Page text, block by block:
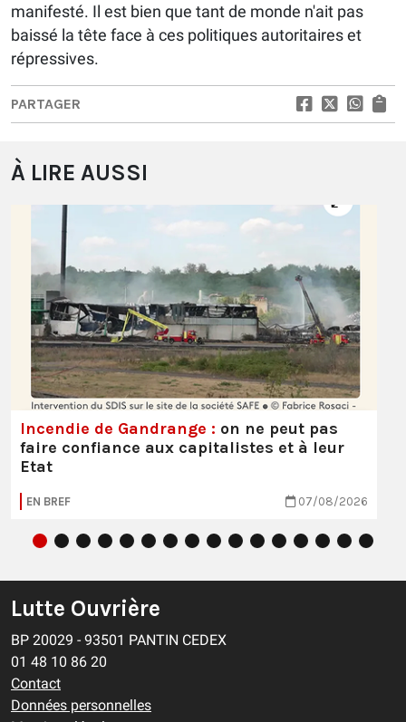
manifesté. Il est bien que tant de monde n'ait pas
baissé la tête face à ces politiques autoritaires et
répressives.
PARTAGER
À LIRE AUSSI
Incendie de Gandrange : on ne peut pas
faire confiance aux capitalistes et à leur
Etat
EN BREF 07/08/2026
Lutte Ouvrière
BP 20029 - 93501 PANTIN CEDEX
01 48 10 86 20
Contact
Données personnelles